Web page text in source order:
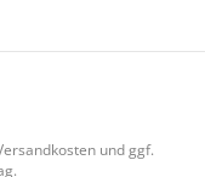
und ggf.